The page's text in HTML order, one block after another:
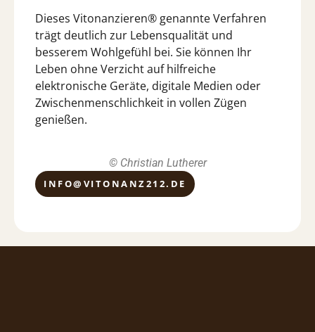
Dieses Vitonanzieren® genannte Verfahren
trägt deutlich zur Lebensqualität und
besserem Wohlgefühl bei. Sie können Ihr
Leben ohne Verzicht auf hilfreiche
elektronische Geräte, digitale Medien oder
Zwischenmenschlichkeit in vollen Zügen
genießen.
© Christian Lutherer
INFO@VITONANZ212.DE